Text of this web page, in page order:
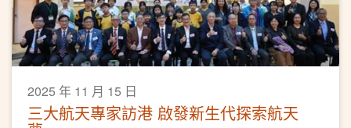
2025 年 11 月 15 日
三大航天專家訪港 啟發新生代探索航天